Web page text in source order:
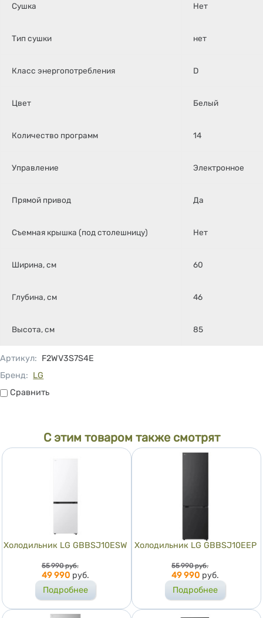
Сушка Нет
Тип сушки нет
Класс энергопотребления D
Цвет Белый
Количество программ 14
Управление Электронное
Прямой привод Да
Съемная крышка (под столешницу) Нет
Ширина, см 60
Глубина, см 46
Высота, см 85
Артикул: F2WV3S7S4E
Бренд: LG
СравнитьСравнить
С этим товаром также смотрят
Холодильник LG GBBSJ10ESW
Цена
55 990 руб.
49 990 руб.
Подробнее
Холодильник LG GBBSJ10EEP
Цена
55 990 руб.
49 990 руб.
Подробнее